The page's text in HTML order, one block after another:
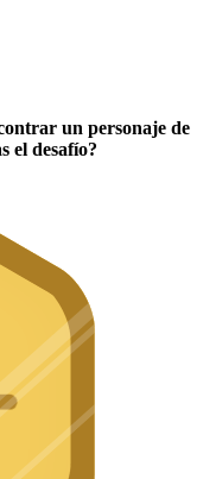
un personaje de
el desafío?